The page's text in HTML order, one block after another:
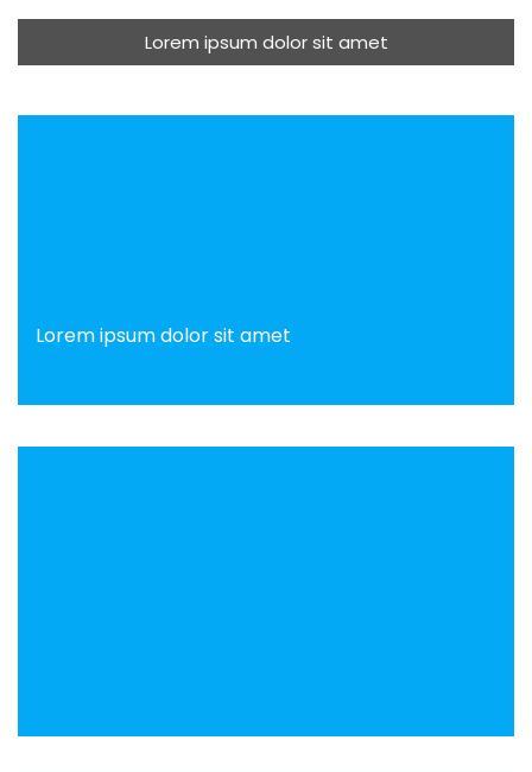
Read More
Lorem ipsum dolor sit amet
Lorem ipsum dolor sit amet